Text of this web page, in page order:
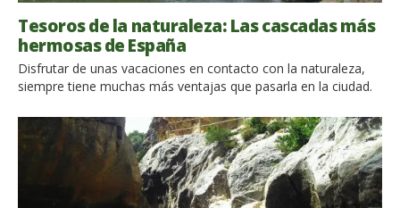
Tesoros de la naturaleza: Las cascadas más
hermosas de España
Disfrutar de unas vacaciones en contacto con la naturaleza,
siempre tiene muchas más ventajas que pasarla en la ciudad.
visites con la familia, los amigos o la pareja las cascadas más
hemosas de España. Las cascadas irrumpen con bastante
fuerza en los paisajes más tranquilos, imponiendo […]